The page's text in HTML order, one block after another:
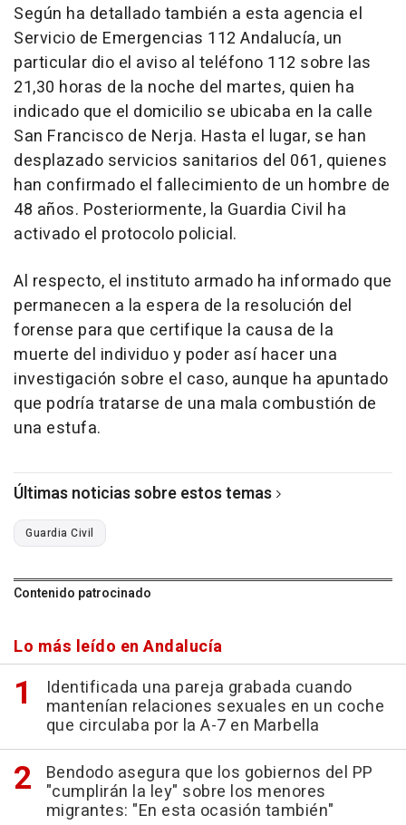
Según ha detallado también a esta agencia el
Servicio de Emergencias 112 Andalucía, un
particular dio el aviso al teléfono 112 sobre las
21,30 horas de la noche del martes, quien ha
indicado que el domicilio se ubicaba en la calle
San Francisco de Nerja. Hasta el lugar, se han
desplazado servicios sanitarios del 061, quienes
han confirmado el fallecimiento de un hombre de
48 años. Posteriormente, la Guardia Civil ha
activado el protocolo policial.
Al respecto, el instituto armado ha informado que
permanecen a la espera de la resolución del
forense para que certifique la causa de la
muerte del individuo y poder así hacer una
investigación sobre el caso, aunque ha apuntado
que podría tratarse de una mala combustión de
una estufa.
Últimas noticias sobre estos temas
Guardia Civil
Contenido patrocinado
Lo más leído en Andalucía
Identificada una pareja grabada cuando
mantenían relaciones sexuales en un coche
que circulaba por la A-7 en Marbella
Bendodo asegura que los gobiernos del PP
"cumplirán la ley" sobre los menores
migrantes: "En esta ocasión también"